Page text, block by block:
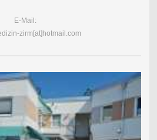
E-Mail:
zirm[at]hotmail.com